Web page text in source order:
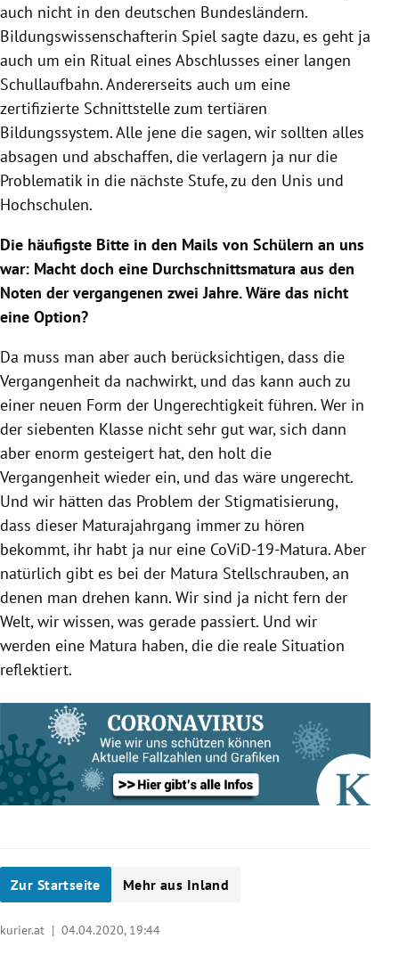
auch nicht in den deutschen Bundesländern.
Bildungswissenschafterin Spiel sagte dazu, es geht ja
auch um ein Ritual eines Abschlusses einer langen
Schullaufbahn. Andererseits auch um eine
zertifizierte Schnittstelle zum tertiären
Bildungssystem. Alle jene die sagen, wir sollten alles
absagen und abschaffen, die verlagern ja nur die
Problematik in die nächste Stufe, zu den Unis und
Hochschulen.
Die häufigste Bitte in den Mails von Schülern an uns
war: Macht doch eine Durchschnittsmatura aus den
Noten der vergangenen zwei Jahre. Wäre das nicht
eine Option?
Da muss man aber auch berücksichtigen, dass die
Vergangenheit da nachwirkt, und das kann auch zu
einer neuen Form der Ungerechtigkeit führen. Wer in
der siebenten Klasse nicht sehr gut war, sich dann
aber enorm gesteigert hat, den holt die
Vergangenheit wieder ein, und das wäre ungerecht.
Und wir hätten das Problem der Stigmatisierung,
dass dieser Maturajahrgang immer zu hören
bekommt, ihr habt ja nur eine CoViD-19-Matura. Aber
natürlich gibt es bei der Matura Stellschrauben, an
denen man drehen kann. Wir sind ja nicht fern der
Welt, wir wissen, was gerade passiert. Und wir
werden eine Matura haben, die die reale Situation
reflektiert.
Zur Startseite Mehr aus Inland
kurier.at | 04.04.2020, 19:44